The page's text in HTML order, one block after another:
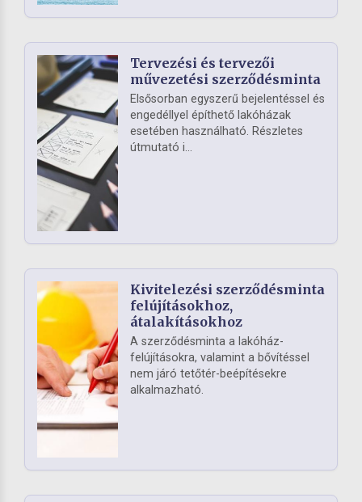
Tervezési és tervezői
művezetési szerződésminta
Elsősorban egyszerű bejelentéssel és
engedéllyel építhető lakóházak
esetében használható. Részletes
útmutató i...
Kivitelezési szerződésminta
felújításokhoz,
átalakításokhoz
A szerződésminta a lakóház-
felújításokra, valamint a bővítéssel
nem járó tetőtér-beépítésekre
alkalmazható.